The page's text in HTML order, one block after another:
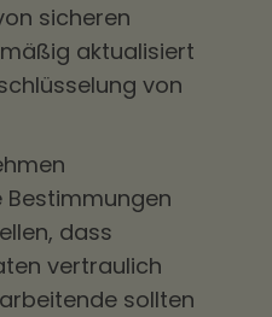
sicheren
aktualisiert
von
dass
vertraulich
sollten